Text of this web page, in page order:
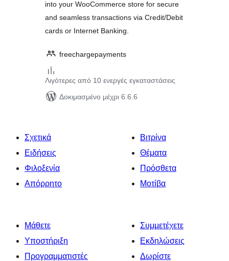
into your WooCommerce store for secure
and seamless transactions via Credit/Debit
cards or Internet Banking.
freechargepayments
Λιγότερες από 10 ενεργές εγκαταστάσεις
Δοκιμασμένο μέχρι 6.6.6
Σχετικά
Ειδήσεις
Φιλοξενία
Απόρρητο
Βιτρίνα
Θέματα
Πρόσθετα
Μοτίβα
Μάθετε
Υποστήριξη
Προγραμματιστές
Συμμετέχετε
Εκδηλώσεις
Δωρίστε